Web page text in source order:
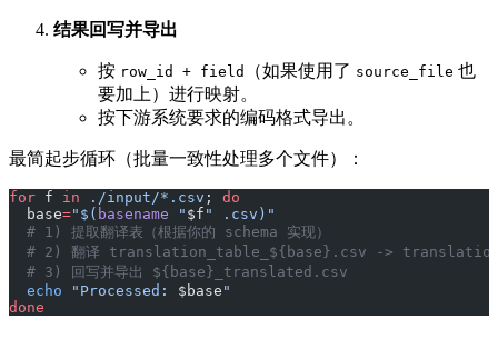
结果回写并导出
按 row_id + field （如果使用了 source_file 也
要加上）进行映射。
按下游系统要求的编码格式导出。
最简起步循环（批量一致性处理多个文件）：
for f in ./input/*.csv ; do
  base
="$( basename " $f " .csv)"
  # 1) 提取翻译表（根据你的 schema 实现）
# 2) 翻译 translation_table_${base}.csv ->
  # 3) 回写并导出 ${base}_translated.csv
  echo
"Processed: $base "
done